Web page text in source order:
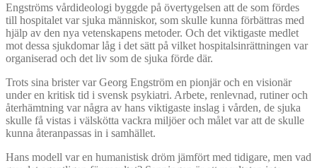
Engströms vårdideologi byggde på övertygelsen att de som fördes
till hospitalet var sjuka människor, som skulle kunna förbättras med
hjälp av den nya vetenskapens metoder. Och det viktigaste medlet
mot dessa sjukdomar låg i det sätt på vilket hospitalsinrättningen var
organiserad och det liv som de sjuka förde där.
Trots sina brister var Georg Engström en pionjär och en visionär
under en kritisk tid i svensk psykiatri. Arbete, renlevnad, rutiner och
återhämtning var några av hans viktigaste inslag i vården, de sjuka
skulle få vistas i välskötta vackra miljöer och målet var att de skulle
kunna återanpassas in i samhället.
Hans modell var en humanistisk dröm jämfört med tidigare, men vad